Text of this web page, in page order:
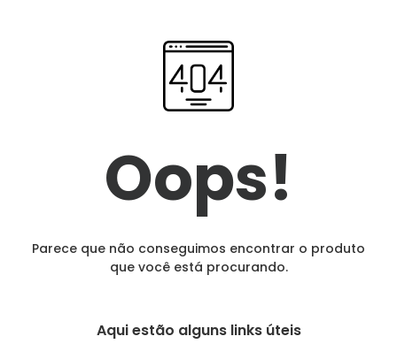
Oops!
Parece que não conseguimos encontrar o produto
que você está procurando.
Aqui estão alguns links úteis